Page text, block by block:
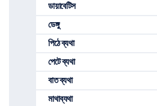
ডায়াবেটিস
ডেঙ্গু
পিঠে ব্যথা
পেটে ব্যথা
বাত ব্যথা
মাথাব্যথা